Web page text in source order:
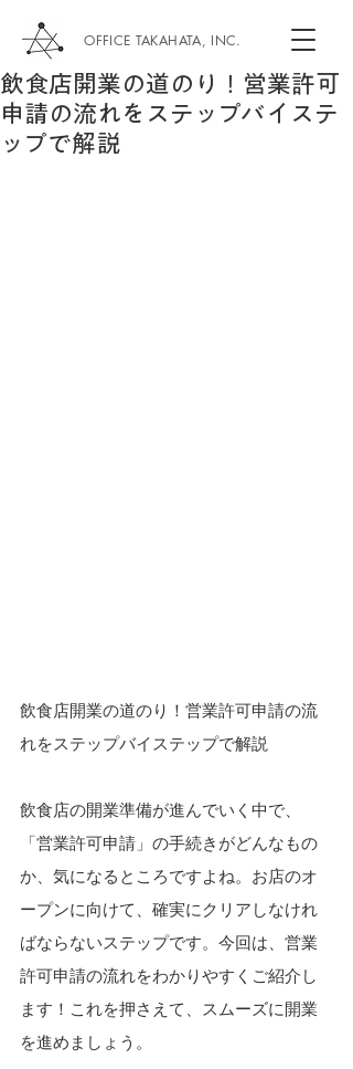
OFFICE TAKAHATA, INC.
飲食店開業の道のり！営業許可
申請の流れをステップバイステ
ップで解説
飲食店開業の道のり！営業許可申請の流
れをステップバイステップで解説
飲食店の開業準備が進んでいく中で、
「営業許可申請」の手続きがどんなもの
か、気になるところですよね。お店のオ
ープンに向けて、確実にクリアしなけれ
ばならないステップです。今回は、営業
許可申請の流れをわかりやすくご紹介し
ます！これを押さえて、スムーズに開業
を進めましょう。